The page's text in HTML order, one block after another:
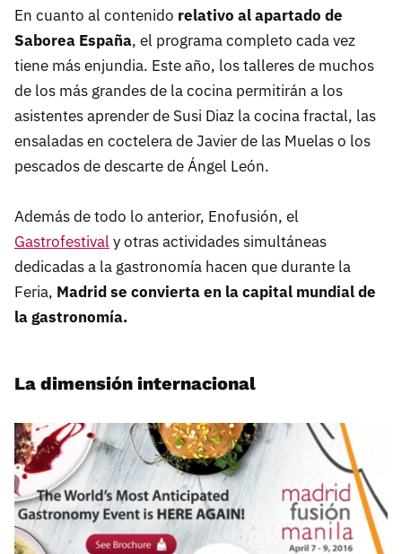
En cuanto al contenido relativo al apartado de
Saborea España, el programa completo cada vez
tiene más enjundia. Este año, los talleres de muchos
de los más grandes de la cocina permitirán a los
asistentes aprender de Susi Diaz la cocina fractal, las
ensaladas en coctelera de Javier de las Muelas o los
pescados de descarte de Ángel León.
Además de todo lo anterior, Enofusión, el
Gastrofestivaly otras actividades simultáneas
dedicadas a la gastronomía hacen que durante la
Feria, Madrid se convierta en la capital mundial de
la gastronomía.
La dimensión internacional